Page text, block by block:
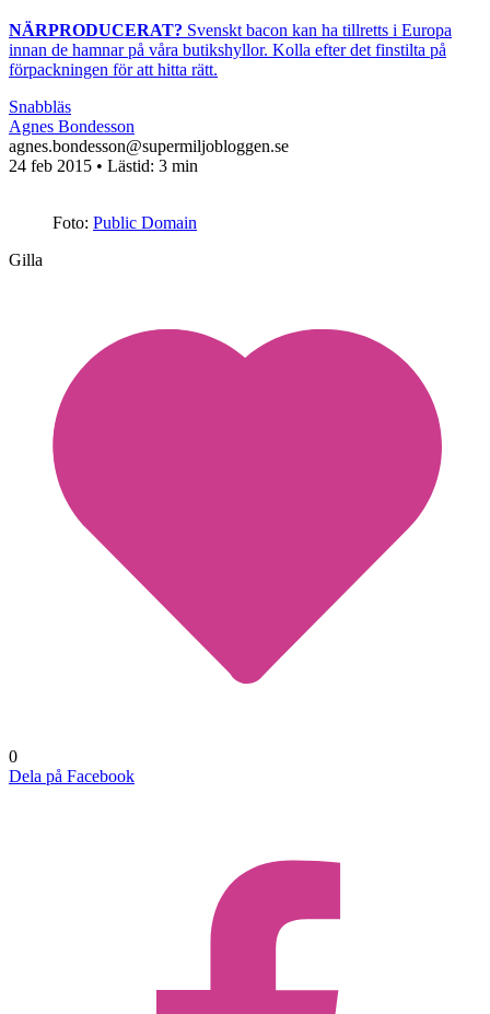
NÄRPRODUCERAT? Svenskt bacon kan ha tillretts i Europa
innan de hamnar på våra butikshyllor. Kolla efter det finstilta på
förpackningen för att hitta rätt.
Snabbläs
Agnes Bondesson
agnes.bondesson@supermiljobloggen.se
24 feb 2015 • Lästid: 3 min
Foto: Public Domain
Gilla
0
Dela på Facebook